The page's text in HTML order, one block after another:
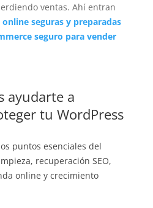
ventas. Ahí entran
seguras y preparadas
seguro para vender
ayudarte a
tu WordPress
puntos esenciales del
recuperación SEO,
online y crecimiento